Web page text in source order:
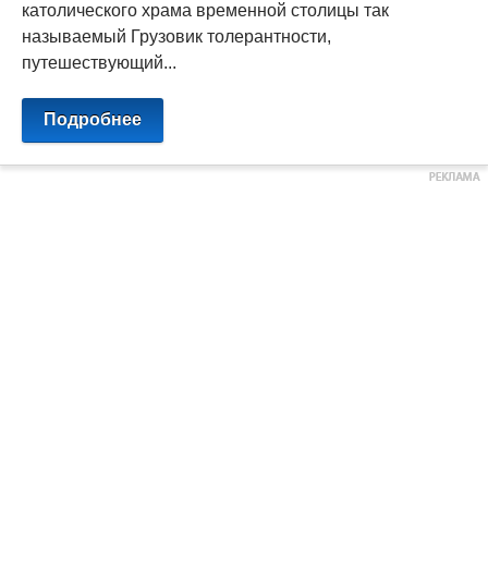
католического храма временной столицы так
называемый Грузовик толерантности,
путешествующий...
Подробнее